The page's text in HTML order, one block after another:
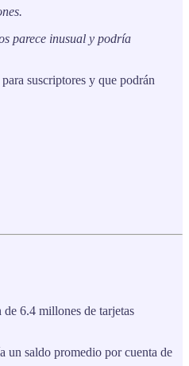
parece inusual y podría
suscriptores y que podrán
6.4 millones de tarjetas
un saldo promedio por cuenta de